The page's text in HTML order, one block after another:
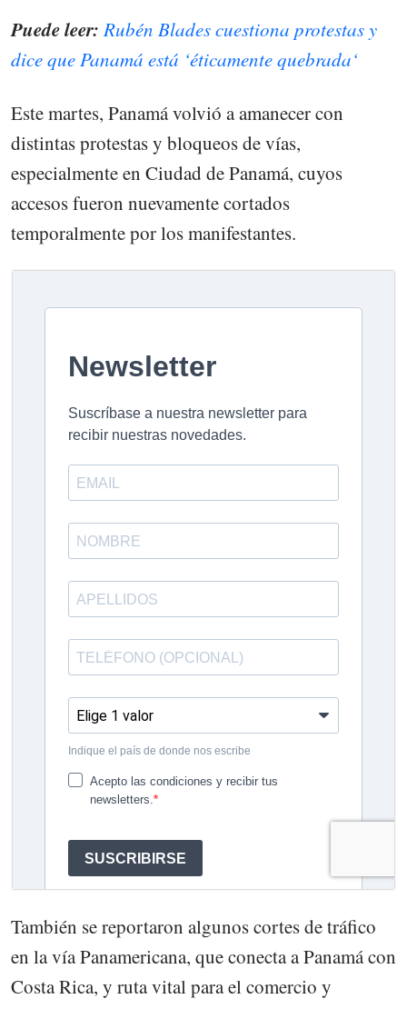
Puede leer: Rubén Blades cuestiona protestas y
dice que Panamá está ‘éticamente quebrada‘
Este martes, Panamá volvió a amanecer con
distintas protestas y bloqueos de vías,
especialmente en Ciudad de Panamá, cuyos
accesos fueron nuevamente cortados
temporalmente por los manifestantes.
También se reportaron algunos cortes de tráfico
en la vía Panamericana, que conecta a Panamá con
Costa Rica, y ruta vital para el comercio y